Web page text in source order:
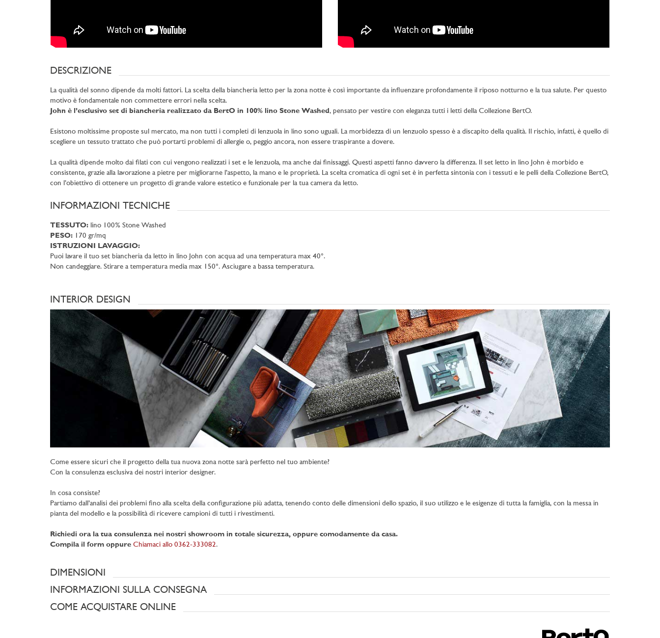
DESCRIZIONE
La qualità del sonno dipende da molti fattori. La scelta della biancheria letto per la zona notte è così importante da influenzare profondamente il riposo notturno e la tua salute. Per questo
motivo è fondamentale non commettere errori nella scelta.
John è l’esclusivo set di biancheria realizzato da BertO in 100% lino Stone Washed, pensato per vestire con eleganza tutti i letti della Collezione BertO.
Esistono moltissime proposte sul mercato, ma non tutti i completi di lenzuola in lino sono uguali. La morbidezza di un lenzuolo spesso è a discapito della qualità. Il rischio, infatti, è quello di
scegliere un tessuto trattato che può portarti problemi di allergie o, peggio ancora, non essere traspirante a dovere.
La qualità dipende molto dai filati con cui vengono realizzati i set e le lenzuola, ma anche dai finissaggi. Questi aspetti fanno davvero la differenza. Il set letto in lino John è morbido e
consistente, grazie alla lavorazione a pietre per migliorarne l’aspetto, la mano e le proprietà. La scelta cromatica di ogni set è in perfetta sintonia con i tessuti e le pelli della Collezione BertO,
con l’obiettivo di ottenere un progetto di grande valore estetico e funzionale per la tua camera da letto.
INFORMAZIONI TECNICHE
TESSUTO: lino 100% Stone Washed
PESO: 170 gr/mq
ISTRUZIONI LAVAGGIO:
Puoi lavare il tuo set biancheria da letto in lino John con acqua ad una temperatura max 40°.
Non candeggiare. Stirare a temperatura media max 150°. Asciugare a bassa temperatura.
INTERIOR DESIGN
Come essere sicuri che il progetto della tua nuova zona notte sarà perfetto nel tuo ambiente?
Con la consulenza esclusiva dei nostri interior designer.
In cosa consiste?
Partiamo dall’analisi dei problemi fino alla scelta della configurazione più adatta, tenendo conto delle dimensioni dello spazio, il suo utilizzo e le esigenze di tutta la famiglia, con la messa in
pianta del modello e la possibilità di ricevere campioni di tutti i rivestimenti.
Richiedi ora la tua consulenza nei nostri showroom in totale sicurezza, oppure comodamente da casa.
Compila il form oppure Chiamaci allo 0362-333082.
DIMENSIONI
INFORMAZIONI SULLA CONSEGNA
COME ACQUISTARE ONLINE